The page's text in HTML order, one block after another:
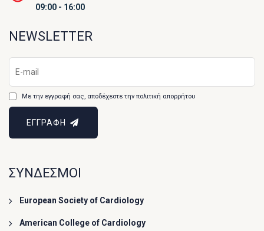
09:00 - 16:00
NEWSLETTER
Με την εγγραφή σας, αποδέχεστε την πολιτική απορρήτου
ΕΓΓΡΑΦΗ
ΣΥΝΔΕΣΜΟΙ
European Society of Cardiology
American College of Cardiology